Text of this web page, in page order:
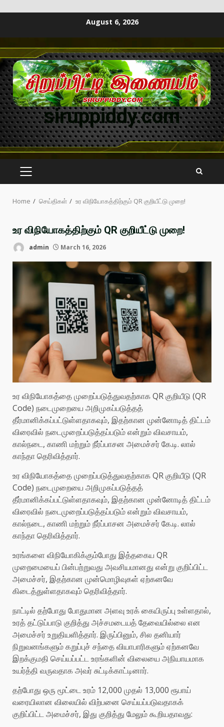
August 6, 2026
siruppiddy.com
Home செய்திகள் உர விநியோகத்திற்கும் QR குறியீட்டு முறை!
உர விநியோகத்திற்கும் QR குறியீட்டு முறை!
admin March 16, 2026
உர விநியோகத்தை முறைப்படுத்துவதற்காக QR குறியீடு (QR
Code) நடைமுறையை அறிமுகப்படுத்தத்
தீர்மானிக்கப்பட்டுள்ளதாகவும், இதற்கான முன்னோடித் திட்டம்
விரைவில் நடைமுறைப்படுத்தப்படும் என்றும் விவசாயம்,
கால்நடை, காணி மற்றும் நீர்ப்பாசன அமைச்சர் கே.டி. லால்
காந்தா தெரிவித்தார்.
உர விநியோகத்தை முறைப்படுத்துவதற்காக QR குறியீடு (QR
Code) நடைமுறையை அறிமுகப்படுத்தத்
தீர்மானிக்கப்பட்டுள்ளதாகவும், இதற்கான முன்னோடித் திட்டம்
விரைவில் நடைமுறைப்படுத்தப்படும் என்றும் விவசாயம்,
கால்நடை, காணி மற்றும் நீர்ப்பாசன அமைச்சர் கே.டி. லால்
காந்தா தெரிவித்தார்.
உரங்களை விநியோகிக்கும்போது இத்தகைய QR
முறைமையைப் பின்பற்றுவது அவசியமானது என்று குறிப்பிட்ட
அமைச்சர், இதற்கான முன்மொழிவுகள் ஏற்கனவே
கிடைத்துள்ளதாகவும் தெரிவித்தார்.
நாட்டில் தற்போது போதுமான அளவு உரக் கையிருப்பு உள்ளதால்,
உரத் தட்டுப்பாடு குறித்து அச்சமடையத் தேவையில்லை என
அமைச்சர் உறுதியளித்தார். இருப்பினும், சில தனியார்
நிறுவனங்களும் கறுப்புச் சந்தை வியாபாரிகளும் ஏற்கனவே
இறக்குமதி செய்யப்பட்ட உரங்களின் விலையை அநியாயமாக
உயர்த்தி வருவதாக அவர் சுட்டிக்காட்டினார்.
தற்போது ஒரு மூட்டை உரம் 12,000 முதல் 13,000 ரூபாய்
வரையிலான விலையில் விற்பனை செய்யப்படுவதாகக்
குறிப்பிட்ட அமைச்சர், இது குறித்து மேலும் கூறியதாவது: